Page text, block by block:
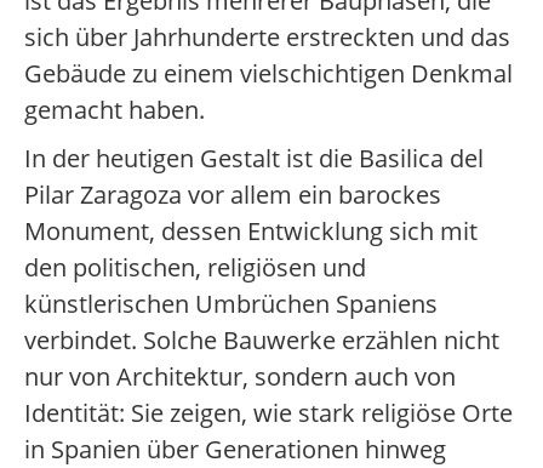
sich über Jahrhunderte erstreckten und das
Gebäude zu einem vielschichtigen Denkmal
gemacht haben.
In der heutigen Gestalt ist die Basilica del
Pilar Zaragoza vor allem ein barockes
Monument, dessen Entwicklung sich mit
den politischen, religiösen und
künstlerischen Umbrüchen Spaniens
verbindet. Solche Bauwerke erzählen nicht
nur von Architektur, sondern auch von
Identität: Sie zeigen, wie stark religiöse Orte
in Spanien über Generationen hinweg